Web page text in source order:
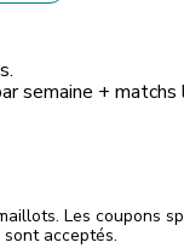
semaine +
Les coupons
acceptés.